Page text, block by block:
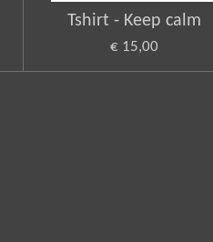
Tshirt - Keep calm
€ 15,00